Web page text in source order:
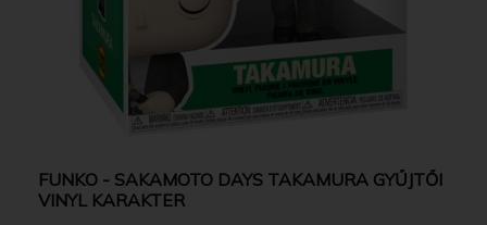
FUNKO - SAKAMOTO DAYS TAKAMURA GYŰJTŐI
VINYL KARAKTER